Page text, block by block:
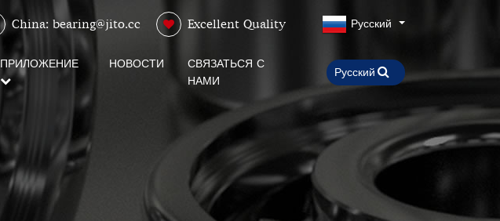
China: bearing@jito.cc Excellent Quality Русский
ПРИЛОЖЕНИЕ НОВОСТИ
СВЯЗАТЬСЯ С
НАМИ